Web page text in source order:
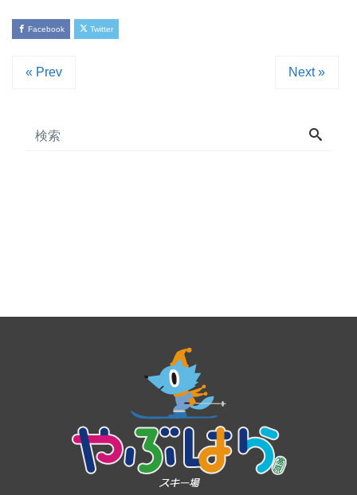
Facebook Twitter
« Prev Next »